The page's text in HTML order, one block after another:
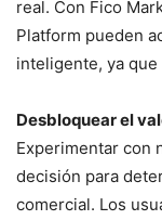
real. Con Fico
Platform pueden
inteligente, ya que
Desbloquear el
Experimentar con
decisión para
comercial. Los